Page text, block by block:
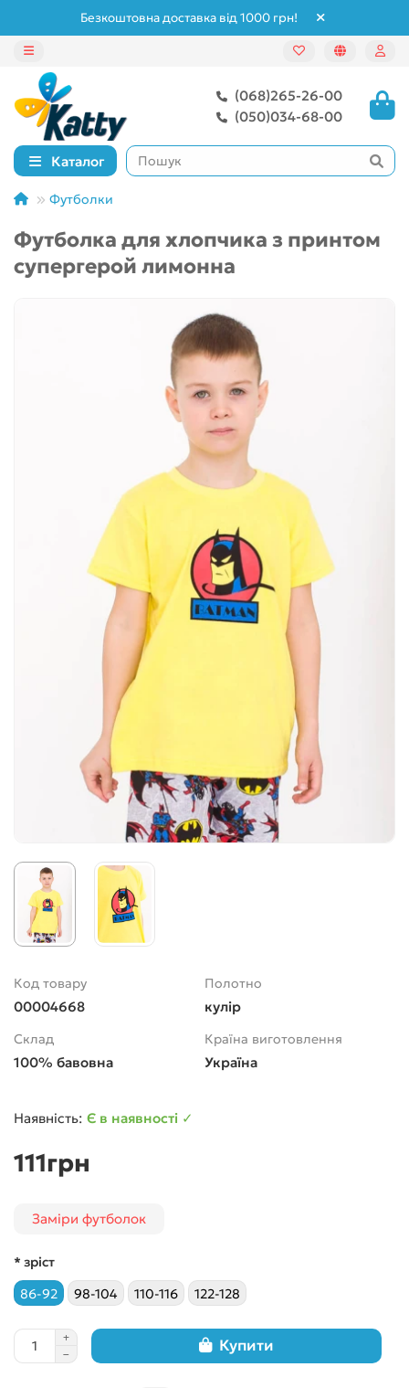
Безкоштовна доставка від 1000 грн!
(068)265-26-00
(050)034-68-00
Каталог
Футболки
Футболка для хлопчика з принтом
супергерой лимонна
Код товару
00004668
Полотно
кулір
Склад
100% бавовна
Країна виготовлення
Україна
Є в наявності ✓
111грн
Заміри футболок
* зріст
86-92
98-104 110-116 122-128
Купити